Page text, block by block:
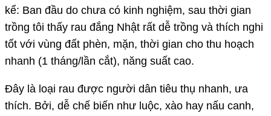
kể: Ban đầu do chưa có kinh nghiệm, sau thời gian
trồng tôi thấy rau đắng Nhật rất dễ trồng và thích nghi
tốt với vùng đất phèn, mặn, thời gian cho thu hoạch
nhanh (1 tháng/lần cắt), năng suất cao.
Đây là loại rau được người dân tiêu thụ nhanh, ưa
thích. Bởi, dễ chế biến như luộc, xào hay nấu canh,